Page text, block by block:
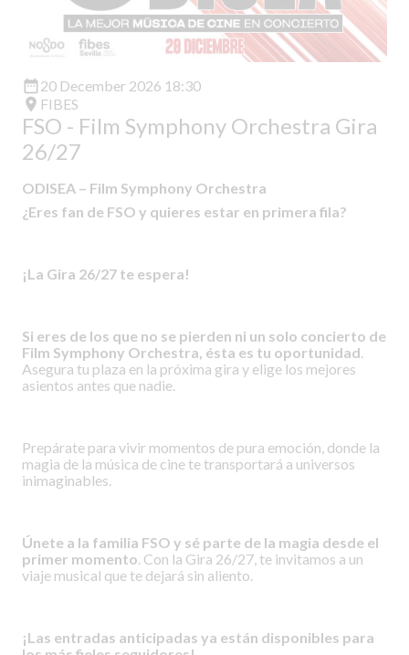
date_range20 December 2026 18:30
room FIBES
FSO - Film Symphony Orchestra Gira
26/27
ODISEA – Film Symphony Orchestra
¿Eres fan de FSO y quieres estar en primera fila?
¡La Gira 26/27 te espera!
Si eres de los que no se pierden ni un solo concierto de
Film Symphony Orchestra, ésta es tu oportunidad.
Asegura tu plaza en la próxima gira y elige los mejores
asientos antes que nadie.
Prepárate para vivir momentos de pura emoción, donde la
magia de la música de cine te transportará a universos
inimaginables.
Únete a la familia FSO y sé parte de la magia desde el
primer momento. Con la Gira 26/27, te invitamos a un
viaje musical que te dejará sin aliento.
¡Las entradas anticipadas ya están disponibles para